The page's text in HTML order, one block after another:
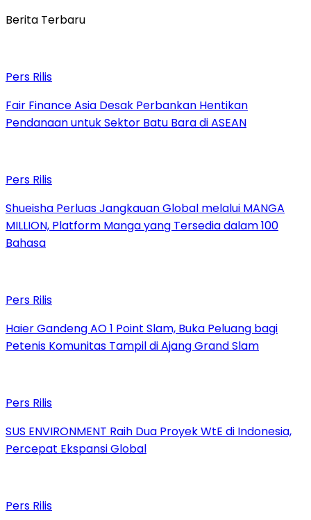
Berita Terbaru
Pers Rilis
Fair Finance Asia Desak Perbankan Hentikan
Pendanaan untuk Sektor Batu Bara di ASEAN
Pers Rilis
Shueisha Perluas Jangkauan Global melalui MANGA
MILLION, Platform Manga yang Tersedia dalam 100
Bahasa
Pers Rilis
Haier Gandeng AO 1 Point Slam, Buka Peluang bagi
Petenis Komunitas Tampil di Ajang Grand Slam
Pers Rilis
SUS ENVIRONMENT Raih Dua Proyek WtE di Indonesia,
Percepat Ekspansi Global
Pers Rilis